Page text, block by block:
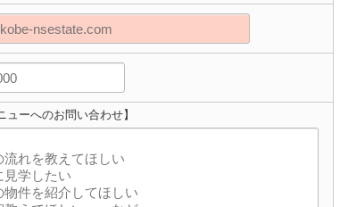
ューへのお問い合わせ】